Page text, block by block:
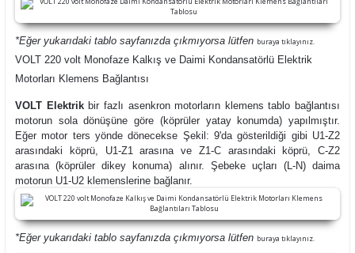
*Eğer yukarıdaki tablo sayfanızda çıkmıyorsa lütfen buraya tıklayınız.
VOLT 220 volt Monofaze Kalkış ve Daimi Kondansatörlü Elektrik
Motorları Klemens Bağlantısı
VOLT Elektrikbir fazlı asenkron motorların klemens tablo bağlantısı
motorun sola dönüşüne göre (köprüler yatay konumda) yapılmıştır.
Eğer motor ters yönde dönecekse Şekil: 9'da gösterildiği gibi U1-Z2
arasındaki köprü, U1-Z1 arasına ve Z1-C arasındaki köprü, C-Z2
arasına (köprüler dikey konuma) alınır. Şebeke uçları (L-N) daima
motorun U1-U2 klemenslerine bağlanır.
*Eğer yukarıdaki tablo sayfanızda çıkmıyorsa lütfen buraya tıklayınız.